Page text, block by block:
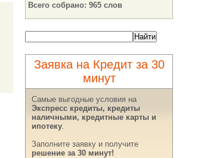
Всего собрано: 965 слов
Заявка на Кредит за 30
минут
Самые выгодные условия на
Экспресс кредиты, кредиты
наличными, кредитные карты и
ипотеку.
Заполните заявку и получите
решение за 30 минут!